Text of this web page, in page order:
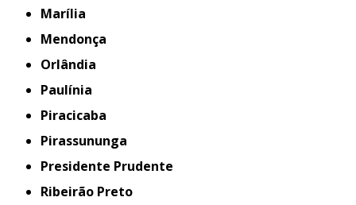
Marília
Mendonça
Orlândia
Paulínia
Piracicaba
Pirassununga
Presidente Prudente
Ribeirão Preto